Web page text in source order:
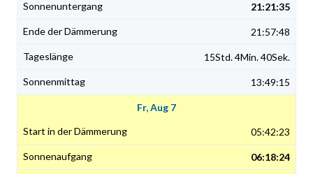
21:21:35
21:57:48
15Std. 4Min. 40Sek.
13:49:15
Fr, Aug 7
05:42:23
06:18:24